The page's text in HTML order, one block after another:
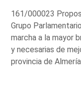
161/000023
Grupo
marcha a la mayor
y necesarias de
provincia de